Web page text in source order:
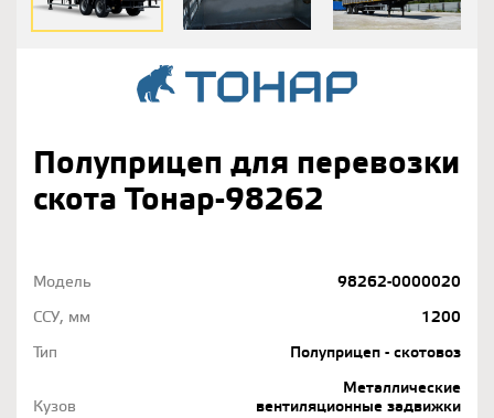
Полуприцеп для перевозки
скота Тонар-98262
Модель
98262-0000020
ССУ, мм
1200
Тип
Полуприцеп - скотовоз
Кузов
Металлические
вентиляционные задвижки